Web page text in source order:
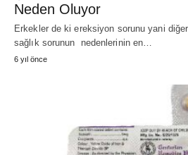
Neden Oluyor
Erkekler de ki ereksiyon sorunu yani
sağlık sorunun nedenlerinin en…
6 yıl önce